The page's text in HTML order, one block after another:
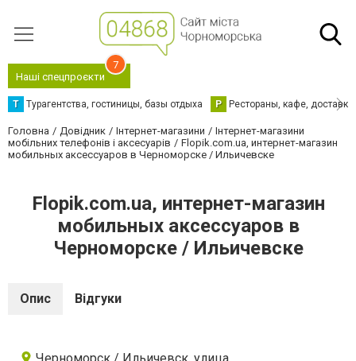
Наші спецпроєкти
7
Т Турагентства, гостиницы, базы отдыха Р Рестораны, кафе,
Головна Довідник Інтернет-магазини
Інтернет-магазини
мобільних телефонів і аксесуарів
Flopik.com.ua, интернет-магазин
мобильных аксессуаров в Черноморске / Ильичевске
Flopik.com.ua, интернет-магазин
мобильных аксессуаров в
Черноморске / Ильичевске
Опис Відгуки